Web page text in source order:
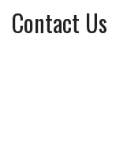
Contact Us